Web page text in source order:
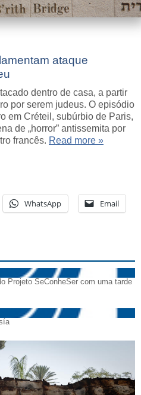
ataque
dentro de casa, a partir
por serem judeus. O episódio
em Créteil, subúrbio de Paris,
de „horror” antissemita por
francês. Read more »
WhatsApp Email
Projeto SeConheSer com uma tarde